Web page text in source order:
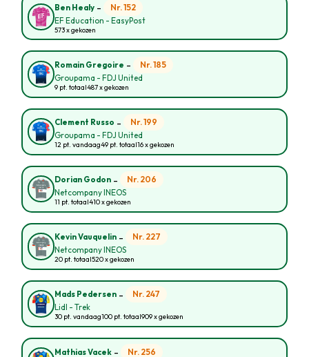
Ben Healy - Nr. 152
EF Education - EasyPost
573 x gekozen
Romain Gregoire - Nr. 185
Groupama - FDJ United
9 pt. totaal487 x gekozen
Clement Russo - Nr. 199
Groupama - FDJ United
12 pt. vandaag49 pt. totaal16 x gekozen
Dorian Godon - Nr. 206
Netcompany INEOS
11 pt. totaal410 x gekozen
Kevin Vauquelin - Nr. 227
Netcompany INEOS
20 pt. totaal520 x gekozen
Mads Pedersen - Nr. 247
Lidl - Trek
30 pt. vandaag100 pt. totaal909 x gekozen
Mathias Vacek - Nr. 256